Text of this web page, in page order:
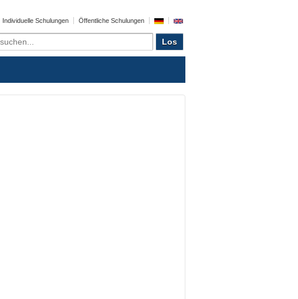
Individuelle Schulungen Öffentliche Schulungen